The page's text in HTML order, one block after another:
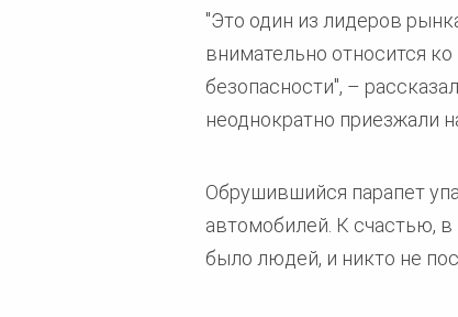
"Это один из лидеров
внимательно относится
безопасности", –
неоднократно приезжали
Обрушившийся парапет
автомобилей. К счастью,
было людей, и никто не